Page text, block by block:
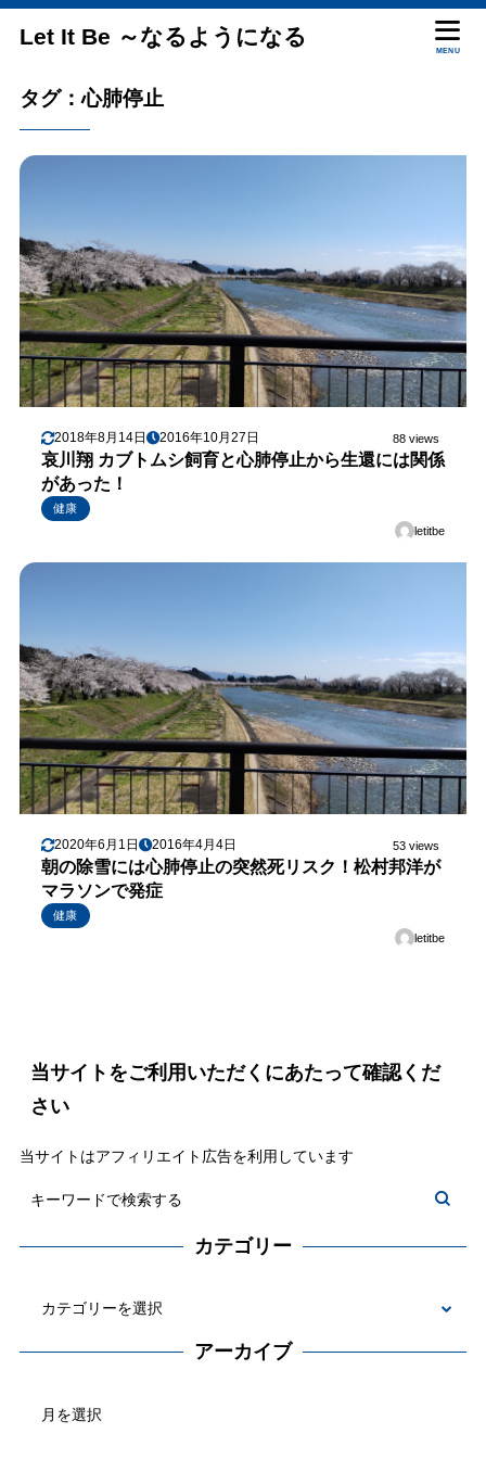
Let It Be ～なるようになる
MENU
タグ：心肺停止
2018年8月14日 2016年10月27日 88 views
哀川翔 カブトムシ飼育と心肺停止から生還には関係
があった！
健康
letitbe
2020年6月1日 2016年4月4日 53 views
朝の除雪には心肺停止の突然死リスク！松村邦洋が
マラソンで発症
健康
letitbe
当サイトをご利用いただくにあたって確認くだ
さい
当サイトはアフィリエイト広告を利用しています
カテゴリー
アーカイブ